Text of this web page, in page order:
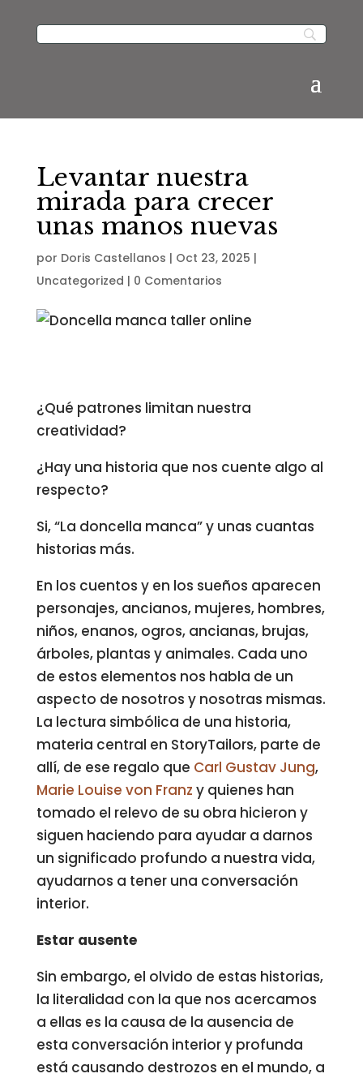
Levantar nuestra
mirada para crecer
unas manos nuevas
por Doris Castellanos | Oct 23, 2025 |
Uncategorized | 0 Comentarios
¿Qué patrones limitan nuestra
creatividad?
¿Hay una historia que nos cuente algo al
respecto?
Si, “La doncella manca” y unas cuantas
historias más.
En los cuentos y en los sueños aparecen
personajes, ancianos, mujeres, hombres,
niños, enanos, ogros, ancianas, brujas,
árboles, plantas y animales. Cada uno
de estos elementos nos habla de un
aspecto de nosotros y nosotras mismas.
La lectura simbólica de una historia,
materia central en StoryTailors, parte de
allí, de ese regalo que Carl Gustav Jung,
Marie Louise von Franz y quienes han
tomado el relevo de su obra hicieron y
siguen haciendo para ayudar a darnos
un significado profundo a nuestra vida,
ayudarnos a tener una conversación
interior.
Estar ausente
Sin embargo, el olvido de estas historias,
la literalidad con la que nos acercamos
a ellas es la causa de la ausencia de
esta conversación interior y profunda
está causando destrozos en el mundo, a